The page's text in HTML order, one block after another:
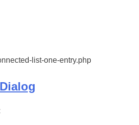
list-one-entry.php